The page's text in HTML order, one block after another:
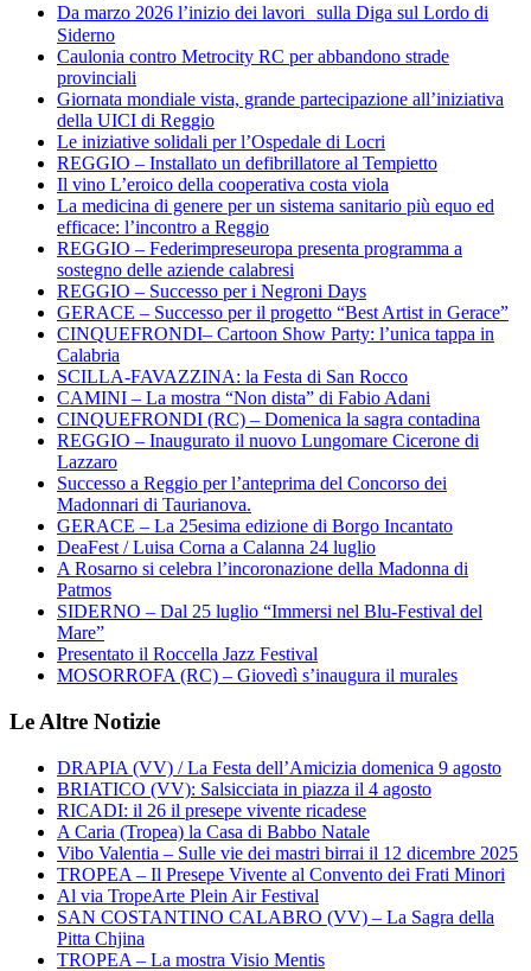
Da marzo 2026 l’inizio dei lavori sulla Diga sul Lordo di
Siderno
Caulonia contro Metrocity RC per abbandono strade
provinciali
Giornata mondiale vista, grande partecipazione all’iniziativa
della UICI di Reggio
Le iniziative solidali per l’Ospedale di Locri
REGGIO – Installato un defibrillatore al Tempietto
Il vino L’eroico della cooperativa costa viola
La medicina di genere per un sistema sanitario più equo ed
efficace: l’incontro a Reggio
REGGIO – Federimpreseuropa presenta programma a
sostegno delle aziende calabresi
REGGIO – Successo per i Negroni Days
GERACE – Successo per il progetto “Best Artist in Gerace”
CINQUEFRONDI– Cartoon Show Party: l’unica tappa in
Calabria
SCILLA-FAVAZZINA: la Festa di San Rocco
CAMINI – La mostra “Non dista” di Fabio Adani
CINQUEFRONDI (RC) – Domenica la sagra contadina
REGGIO – Inaugurato il nuovo Lungomare Cicerone di
Lazzaro
Successo a Reggio per l’anteprima del Concorso dei
Madonnari di Taurianova.
GERACE – La 25esima edizione di Borgo Incantato
DeaFest / Luisa Corna a Calanna 24 luglio
A Rosarno si celebra l’incoronazione della Madonna di
Patmos
SIDERNO – Dal 25 luglio “Immersi nel Blu-Festival del
Mare”
Presentato il Roccella Jazz Festival
MOSORROFA (RC) – Giovedì s’inaugura il murales
Le Altre Notizie
DRAPIA (VV) / La Festa dell’Amicizia domenica 9 agosto
BRIATICO (VV): Salsicciata in piazza il 4 agosto
RICADI: il 26 il presepe vivente ricadese
A Caria (Tropea) la Casa di Babbo Natale
Vibo Valentia – Sulle vie dei mastri birrai il 12 dicembre 2025
TROPEA – Il Presepe Vivente al Convento dei Frati Minori
Al via TropeArte Plein Air Festival
SAN COSTANTINO CALABRO (VV) – La Sagra della
Pitta Chjina
TROPEA – La mostra Visio Mentis